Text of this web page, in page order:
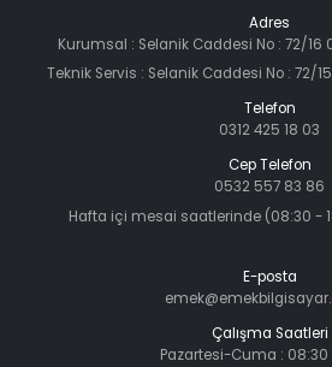
Adres
Kurumsal : Selanik Caddesi No : 72/16
Teknik Servis : Selanik Caddesi No : 72/
Telefon
0312 425 18 03
Cep Telefon
0532 557 83 86
Hafta içi mesai saatlerinde (08:30 -
E-posta
Çalışma Saatleri
Pazartesi-Cuma : 08:30